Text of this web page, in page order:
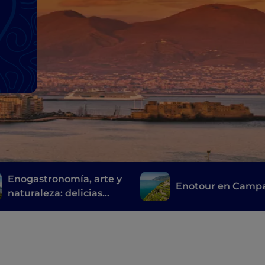
Enogastronomía, arte y
naturaleza: delicias
Enotour en